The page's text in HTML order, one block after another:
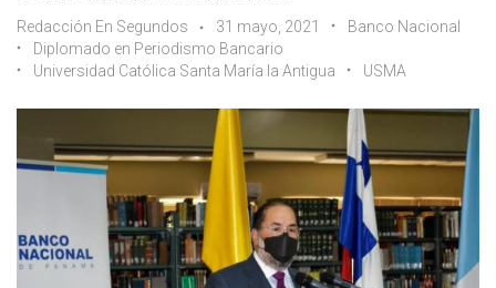
Redacción En Segundos 31 mayo, 2021
Banco Nacional
Diplomado en Periodismo Bancario
Universidad Católica Santa María la Antigua
USMA